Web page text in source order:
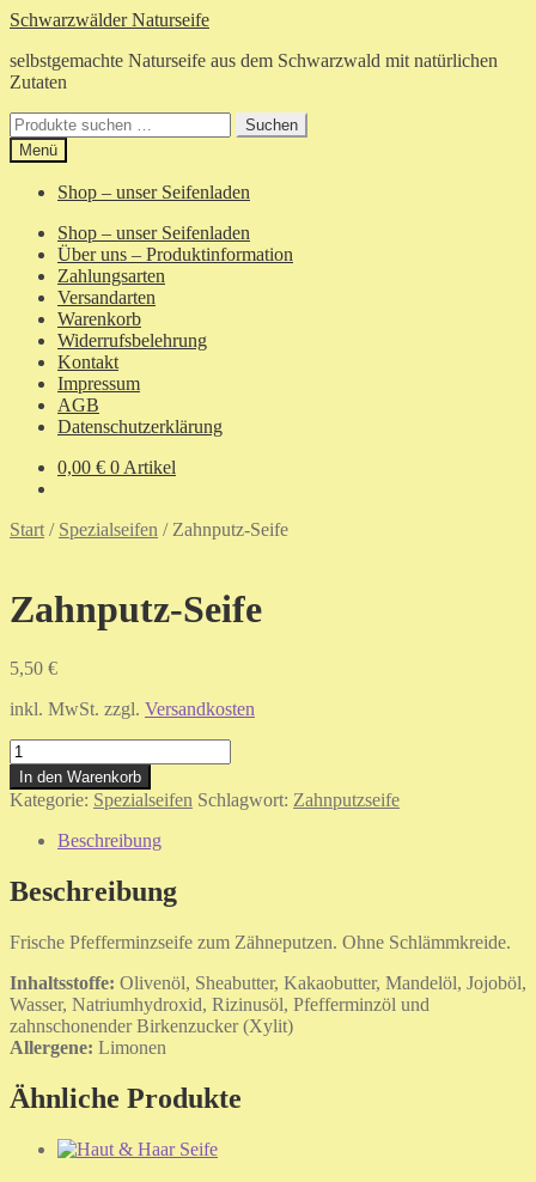
Zur
springen
Zum
springen
Schwarzwälder Naturseife
selbstgemachte Naturseife aus dem Schwarzwald mit natürlichen
Zutaten
Suchen
nach:
Suchen
Menü
Shop – unser Seifenladen
Shop – unser Seifenladen
Über uns – Produktinformation
Zahlungsarten
Versandarten
Warenkorb
Widerrufsbelehrung
Kontakt
Impressum
AGB
Datenschutzerklärung
0,00 € 0 Artikel
Start / Spezialseifen / Zahnputz-Seife
Zahnputz-Seife
5,50 €
inkl. MwSt. zzgl. Versandkosten
Zahnputz-
Seife
Menge
In den Warenkorb
Kategorie: Spezialseifen Schlagwort: Zahnputzseife
Beschreibung
Beschreibung
Frische Pfefferminzseife zum Zähneputzen. Ohne Schlämmkreide.
Inhaltsstoffe: Olivenöl, Sheabutter, Kakaobutter, Mandelöl, Jojoböl,
Wasser, Natriumhydroxid, Rizinusöl, Pfefferminzöl und
zahnschonender Birkenzucker (Xylit)
Allergene: Limonen
Ähnliche Produkte